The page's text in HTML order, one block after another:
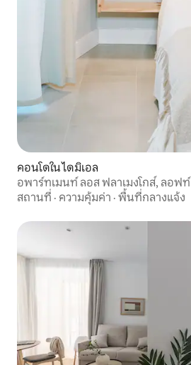
คอนโดใน ไดมิเอล
อพาร์ทเมนท์ ลอส ฟลาเมงโกส์, ลอฟท์
สถานที่ · ความคุ้มค่า · พื้นที่กลางแจ้ง